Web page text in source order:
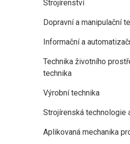
Strojírenství
Dopravní a manipulační
Informační a
Technika životního
technika
Výrobní technika
Strojírenská technologie
Aplikovaná mechanika